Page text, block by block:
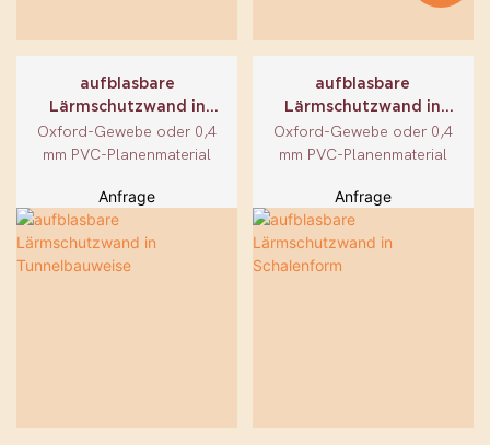
aufblasbare
Lärmschutzwand in
Tunnelbauweise
Oxford-Gewebe oder 0,4
mm PVC-Planenmaterial
Anfrage
aufblasbare
Lärmschutzwand in
Schalenform
Oxford-Gewebe oder 0,4
mm PVC-Planenmaterial
Anfrage